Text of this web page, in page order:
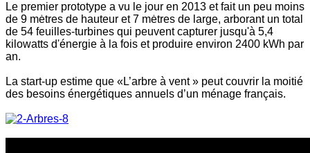
Le premier prototype a vu le jour en 2013 et fait un peu moins
de 9 mėtres de hauteur et 7 mėtres de large, arborant un total
de 54 feuilles-turbines qui peuvent capturer jusqu'à 5,4
kilowatts d'énergie à la fois et produire environ 2400 kWh par
an.
La start-up estime que «L’arbre à vent » peut couvrir la moitié
des besoins énergétiques annuels d’un ménage français.